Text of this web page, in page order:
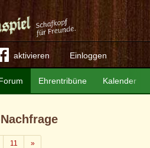
aktivieren Einloggen
Ehrentribüne Kalender
11 »Weiter